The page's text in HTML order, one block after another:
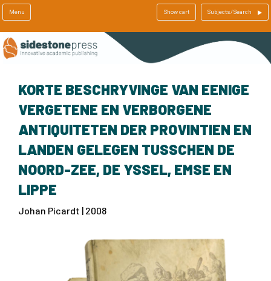
Menu Show cart Subjects/Search
KORTE BESCHRYVINGE VAN EENIGE
VERGETENE EN VERBORGENE
ANTIQUITETEN DER PROVINTIEN EN
LANDEN GELEGEN TUSSCHEN DE
NOORD-ZEE, DE YSSEL, EMSE EN
LIPPE
Johan Picardt | 2008